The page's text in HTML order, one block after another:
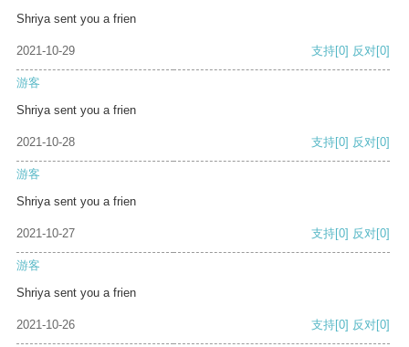
Shriya sent you a frien
2021-10-29 支持[0] 反对[0]
游客
Shriya sent you a frien
2021-10-28 支持[0] 反对[0]
游客
Shriya sent you a frien
2021-10-27 支持[0] 反对[0]
游客
Shriya sent you a frien
2021-10-26 支持[0] 反对[0]